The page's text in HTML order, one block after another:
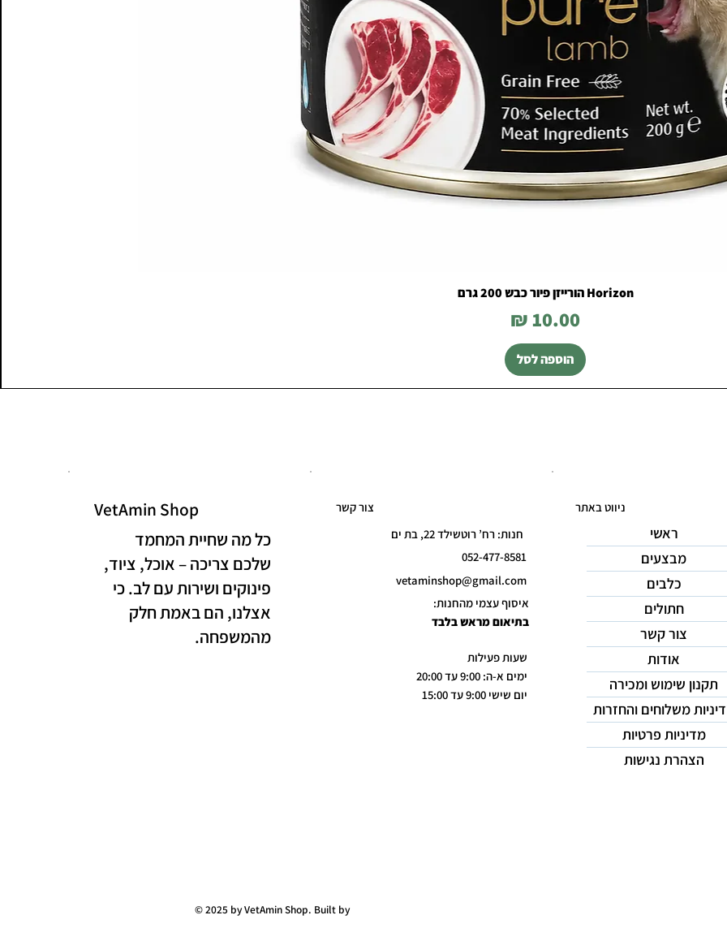
Horizon הורייזן פיור כבש 200 גרם
מחיר
הוספה לסל
VetAmin Shop
כל מה שחיית המחמד
שלכם צריכה – אוכל, ציוד,
פינוקים ושירות עם לב. כי
אצלנו, הם באמת חלק
מהמשפחה.
חנות: רח’ רוטשילד 22, בת ים
052-477-8581
vetaminshop@gmail.com
איסוף עצמי מהחנות:
בתיאום מראש בלבד
שעות פעילות
ימים א-ה: 9:00 עד 20:00
יום שישי 9:00 עד 15:00
צור קשר ניווט באתר
ראשי
מבצעים
כלבים
חתולים
צור קשר
אודות
תקנון שימוש ומכירה
משלוחים והחזרות
מדיניות פרטיות
הצהרת נגישות
© 2025 by VetAmin Shop. Built by